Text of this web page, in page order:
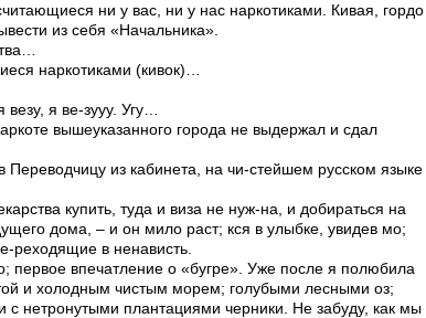
ни у вас, ни у нас наркотиками. Кивая, гордо
из себя «Начальника».
наркотиками (кивок)…
я ве-зууу. Угу…
вышеуказанного города не выдержал и сдал
Переводчицу из кабинета, на чи-стейшем русском языке
купить, туда и виза не нуж-на, и добираться на
дома, – и он мило раст; кся в улыбке, увидев мо;
реходящие в ненависть.
первое впечатление о «бугре». Уже после я полюбила
и холодным чистым морем; голубыми лесными оз;
с нетронутыми плантациями черники. Не забуду, как мы